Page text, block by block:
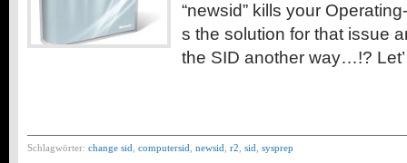
“newsid” kills your
s the solution for that issue
the SID another way…!?
Schlagwörter: change sid computersid newsid r2 sid sysprep